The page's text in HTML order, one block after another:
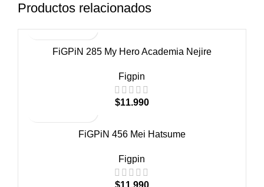
Productos relacionados
FiGPiN 285 My Hero Academia Nejire
Figpin
$11.990
FiGPiN 456 Mei Hatsume
Figpin